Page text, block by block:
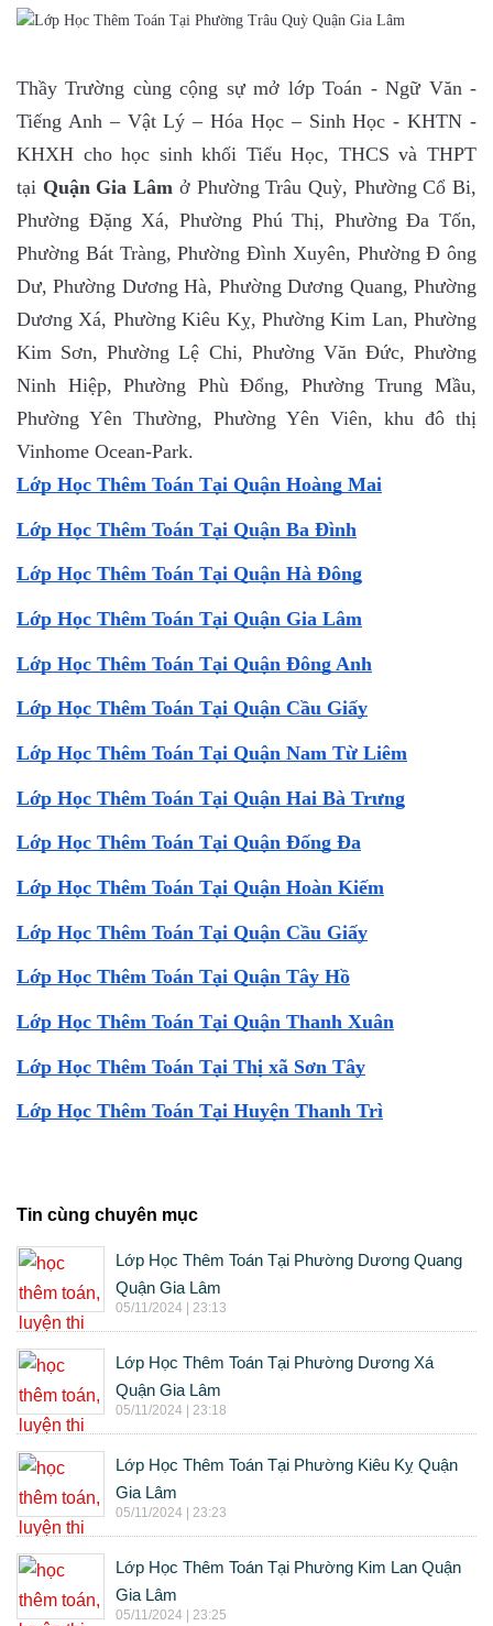
Thầy Trường cùng cộng sự mở lớp Toán - Ngữ Văn -
Tiếng Anh – Vật Lý – Hóa Học – Sinh Học - KHTN -
KHXH cho học sinh khối Tiểu Học, THCS và THPT
tại Quận Gia Lâm ở Phường Trâu Quỳ, Phường Cổ Bi,
Phường Đặng Xá, Phường Phú Thị, Phường Đa Tốn,
Phường Bát Tràng, Phường Đình Xuyên, Phường Đ ông
Dư, Phường Dương Hà, Phường Dương Quang, Phường
Dương Xá, Phường Kiêu Kỵ, Phường Kim Lan, Phường
Kim Sơn, Phường Lệ Chi, Phường Văn Đức, Phường
Ninh Hiệp, Phường Phù Đổng, Phường Trung Mầu,
Phường Yên Thường, Phường Yên Viên, khu đô thị
Vinhome Ocean-Park.
Lớp Học Thêm Toán Tại Quận Hoàng Mai
Lớp Học Thêm Toán Tại Quận Ba Đình
Lớp Học Thêm Toán Tại Quận Hà Đông
Lớp Học Thêm Toán Tại Quận Gia Lâm
Lớp Học Thêm Toán Tại Quận Đông Anh
Lớp Học Thêm Toán Tại Quận Cầu Giấy
Lớp Học Thêm Toán Tại Quận Nam Từ Liêm
Lớp Học Thêm Toán Tại Quận Hai Bà Trưng
Lớp Học Thêm Toán Tại Quận Đống Đa
Lớp Học Thêm Toán Tại Quận Hoàn Kiếm
Lớp Học Thêm Toán Tại Quận Cầu Giấy
Lớp Học Thêm Toán Tại Quận Tây Hồ
Lớp Học Thêm Toán Tại Quận Thanh Xuân
Lớp Học Thêm Toán Tại Thị xã Sơn Tây
Lớp Học Thêm Toán Tại Huyện Thanh Trì
Tin cùng chuyên mục
Lớp Học Thêm Toán Tại Phường Dương Quang
Quận Gia Lâm
05/11/2024 | 23:13
Lớp Học Thêm Toán Tại Phường Dương Xá
Quận Gia Lâm
05/11/2024 | 23:18
Lớp Học Thêm Toán Tại Phường Kiêu Kỵ Quận
Gia Lâm
05/11/2024 | 23:23
Lớp Học Thêm Toán Tại Phường Kim Lan Quận
Gia Lâm
05/11/2024 | 23:25